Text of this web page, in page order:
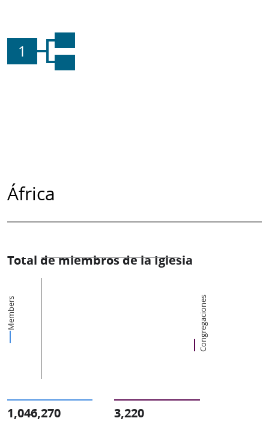
1
África
Total de miembros de la Iglesia
Members Congregaciones
1,046,270 3,220